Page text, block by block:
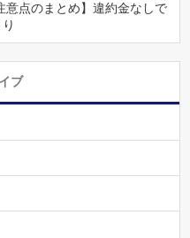
意点のまとめ】違約金なしで
ブ